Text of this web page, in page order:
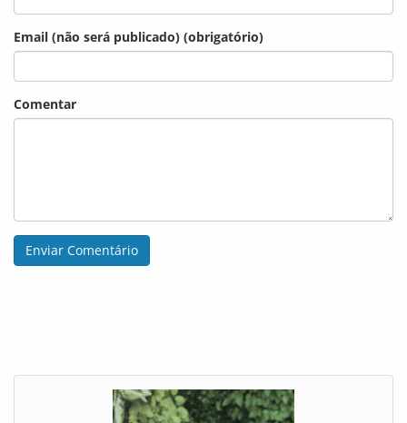
Email (não será publicado) (obrigatório)
Comentar